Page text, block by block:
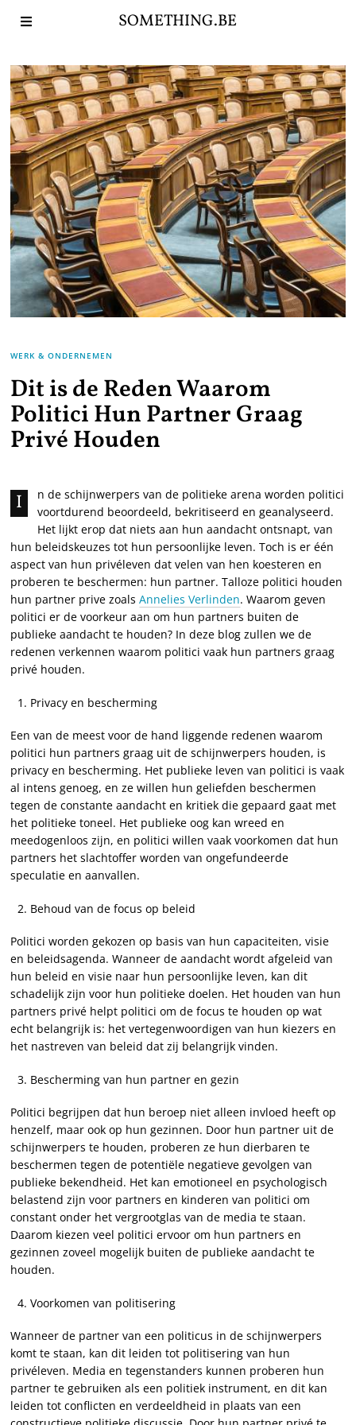
SOMETHING.BE
WERK & ONDERNEMEN
Dit is de Reden Waarom
Politici Hun Partner Graag
Privé Houden
I
n de schijnwerpers van de politieke arena worden politici
voortdurend beoordeeld, bekritiseerd en geanalyseerd.
Het lijkt erop dat niets aan hun aandacht ontsnapt, van
hun beleidskeuzes tot hun persoonlijke leven. Toch is er één
aspect van hun privéleven dat velen van hen koesteren en
proberen te beschermen: hun partner. Talloze politici houden
hun partner prive zoalsAnnelies Verlinden. Waarom geven
politici er de voorkeur aan om hun partners buiten de
publieke aandacht te houden? In deze blog zullen we de
redenen verkennen waarom politici vaak hun partners graag
privé houden.
Privacy en bescherming
Een van de meest voor de hand liggende redenen waarom
politici hun partners graag uit de schijnwerpers houden, is
privacy en bescherming. Het publieke leven van politici is vaak
al intens genoeg, en ze willen hun geliefden beschermen
tegen de constante aandacht en kritiek die gepaard gaat met
het politieke toneel. Het publieke oog kan wreed en
meedogenloos zijn, en politici willen vaak voorkomen dat hun
partners het slachtoffer worden van ongefundeerde
speculatie en aanvallen.
Behoud van de focus op beleid
Politici worden gekozen op basis van hun capaciteiten, visie
en beleidsagenda. Wanneer de aandacht wordt afgeleid van
hun beleid en visie naar hun persoonlijke leven, kan dit
schadelijk zijn voor hun politieke doelen. Het houden van hun
partners privé helpt politici om de focus te houden op wat
echt belangrijk is: het vertegenwoordigen van hun kiezers en
het nastreven van beleid dat zij belangrijk vinden.
Bescherming van hun partner en gezin
Politici begrijpen dat hun beroep niet alleen invloed heeft op
henzelf, maar ook op hun gezinnen. Door hun partner uit de
schijnwerpers te houden, proberen ze hun dierbaren te
beschermen tegen de potentiële negatieve gevolgen van
publieke bekendheid. Het kan emotioneel en psychologisch
belastend zijn voor partners en kinderen van politici om
constant onder het vergrootglas van de media te staan.
Daarom kiezen veel politici ervoor om hun partners en
gezinnen zoveel mogelijk buiten de publieke aandacht te
houden.
Voorkomen van politisering
Wanneer de partner van een politicus in de schijnwerpers
komt te staan, kan dit leiden tot politisering van hun
privéleven. Media en tegenstanders kunnen proberen hun
partner te gebruiken als een politiek instrument, en dit kan
leiden tot conflicten en verdeeldheid in plaats van een